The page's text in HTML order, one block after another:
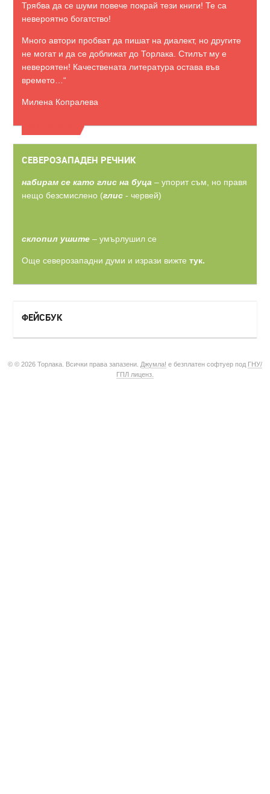
Трябва да се шуми повече покрай тези книги! Те са
невероятно богатство!
Много автори пробват да пишат на диалект, но другите
не могат и да се доближат до Торлака. Стилът му е
невероятен! Качествената литература остава във
времето…“
Милена Копралева
СЕВЕРОЗАПАДЕН РЕЧНИК
набирам се като глис на буца – упорит съм, но правя
нещо безсмислено (глис - червей)
склопил ушите – умърлушил се
Още северозападни думи и изрази вижте тук.
ФЕЙСБУК
© © 2026 Торлака. Всички права запазени. Джумла! е безплатен софтуер под ГНУ/
ГПЛ лиценз.